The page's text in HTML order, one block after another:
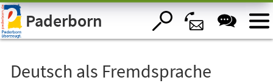
Visuelle
Assistenzsoftware
öffnen.Paderborn
Deutsch als Fremdsprache